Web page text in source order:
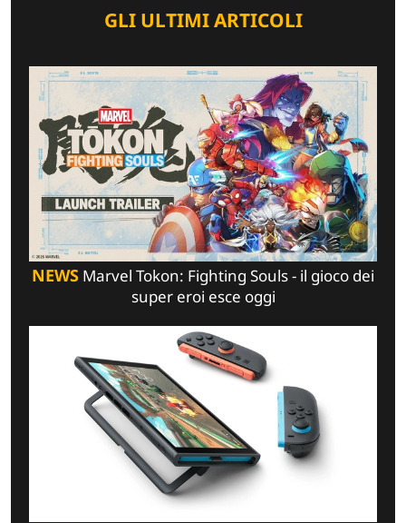
GLI ULTIMI ARTICOLI
NEWS Marvel Tokon: Fighting Souls - il gioco dei
super eroi esce oggi